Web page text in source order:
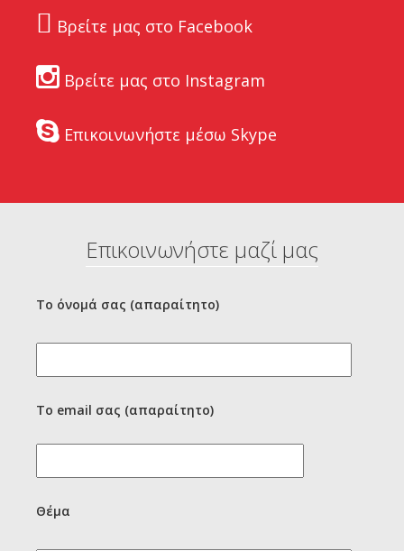
Βρείτε μας στο Facebook
Βρείτε μας στο Instagram
Επικοινωνήστε μέσω Skype
Επικοινωνήστε μαζί μας
Το όνομά σας (απαραίτητο)
Το email σας (απαραίτητο)
Θέμα